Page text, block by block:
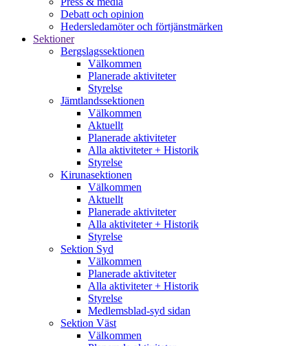
Debatt och opinion
Hedersledamöter och förtjänstmärken
Sektioner
Bergslagssektionen
Välkommen
Planerade aktiviteter
Styrelse
Jämtlandssektionen
Välkommen
Aktuellt
Planerade aktiviteter
Alla aktiviteter + Historik
Styrelse
Kirunasektionen
Välkommen
Aktuellt
Planerade aktiviteter
Alla aktiviteter + Historik
Styrelse
Sektion Syd
Välkommen
Planerade aktiviteter
Alla aktiviteter + Historik
Styrelse
Medlemsblad-syd sidan
Sektion Väst
Välkommen